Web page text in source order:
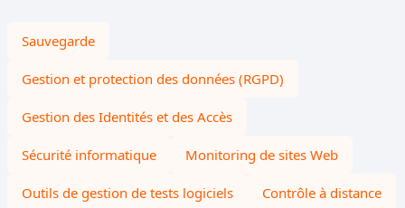
Sauvegarde
Gestion et protection des données (RGPD)
Gestion des Identités et des Accès
Sécurité informatique Monitoring de sites Web
Outils de gestion de tests logiciels Contrôle à distance